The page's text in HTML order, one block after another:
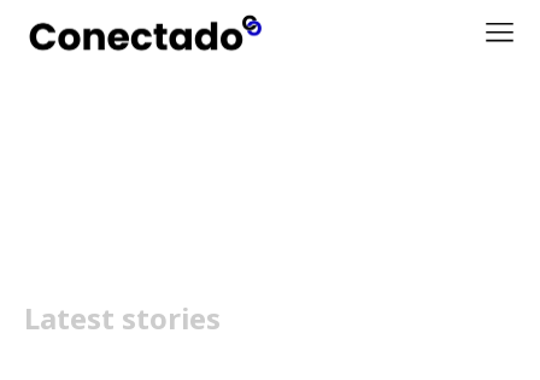
Latest stories